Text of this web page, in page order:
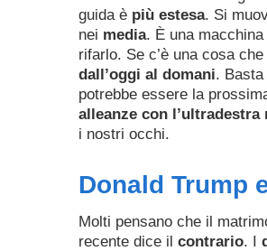
guida è più estesa. Si
nei media. È una
rifarlo. Se c’è una cosa
dall’oggi al domani. Basta
potrebbe essere la
alleanze con l’ultradestra
i nostri occhi.
Donald Trump
Molti pensano che il
recente dice il contrario. I